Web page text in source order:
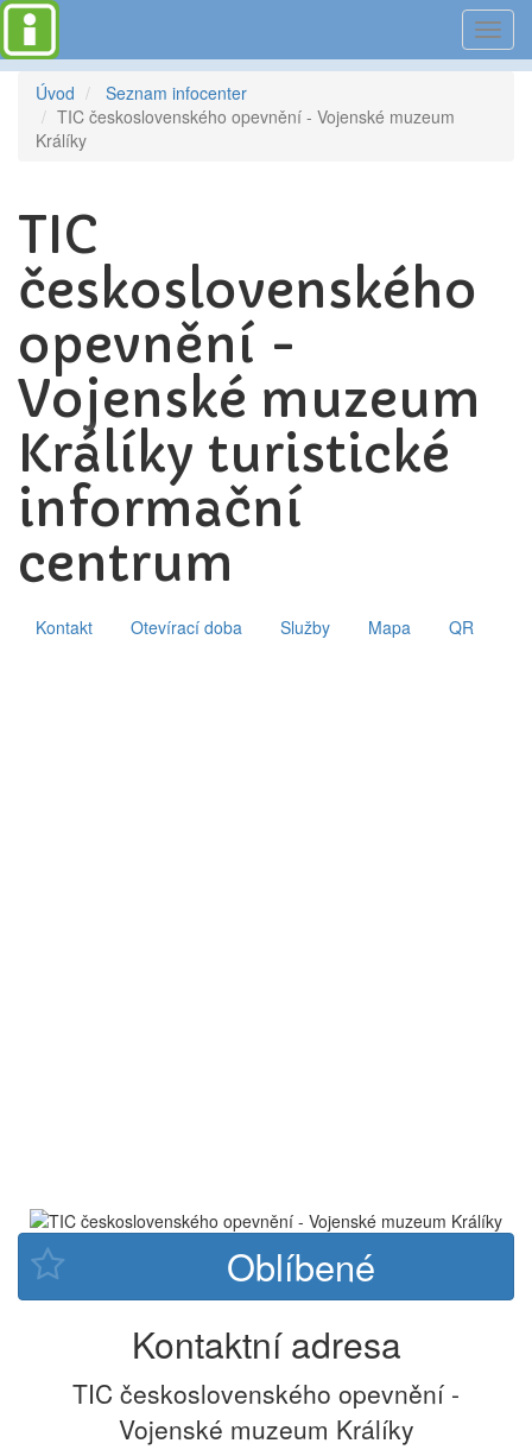
Úvod
Seznam infocenter
TIC československého opevnění - Vojenské muzeum
Králíky
TIC
československého
opevnění -
Vojenské muzeum
Králíky turistické
informační
centrum
Kontakt Otevírací doba Služby Mapa QR
Kontaktní adresa
TIC československého opevnění -
Vojenské muzeum Králíky